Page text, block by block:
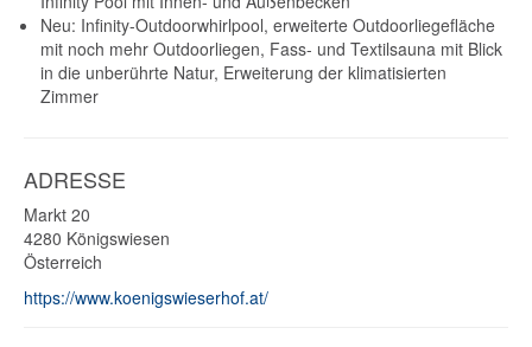
Neu: Infinity-Outdoorwhirlpool, erweiterte Outdoorliegefläche
mit noch mehr Outdoorliegen, Fass- und Textilsauna mit Blick
in die unberührte Natur, Erweiterung der klimatisierten
Zimmer
ADRESSE
Markt 20
4280 Königswiesen
Österreich
https://www.koenigswieserhof.at/